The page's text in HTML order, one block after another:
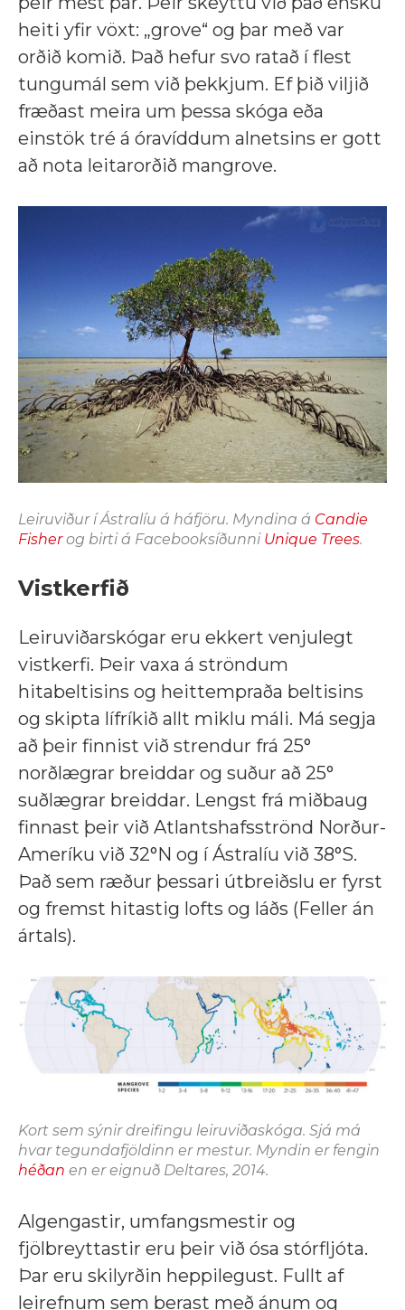
heiti yfir vöxt: „grove“ og þar með var
orðið komið. Það hefur svo ratað í flest
tungumál sem við þekkjum. Ef þið viljið
fræðast meira um þessa skóga eða
einstök tré á óravíddum alnetsins er gott
að nota leitarorðið mangrove.
Leiruviður í Ástralíu á háfjöru. Myndina á Candie
Fisherog birti á Facebooksíðunni Unique Trees.
Vistkerfið
Leiruviðarskógar eru ekkert venjulegt
vistkerfi. Þeir vaxa á ströndum
hitabeltisins og heittempraða beltisins
og skipta lífríkið allt miklu máli. Má segja
að þeir finnist við strendur frá 25°
norðlægrar breiddar og suður að 25°
suðlægrar breiddar. Lengst frá miðbaug
finnast þeir við Atlantshafsströnd Norður-
Ameríku við 32°N og í Ástralíu við 38°S.
Það sem ræður þessari útbreiðslu er fyrst
og fremst hitastig lofts og láðs (Feller án
ártals).
Kort sem sýnir dreifingu leiruviðaskóga. Sjá má
hvar tegundafjöldinn er mestur. Myndin er fengin
héðan en er eignuð Deltares, 2014.
Algengastir, umfangsmestir og
fjölbreyttastir eru þeir við ósa stórfljóta.
Þar eru skilyrðin heppilegust. Fullt af
leirefnum sem berast með ánum og